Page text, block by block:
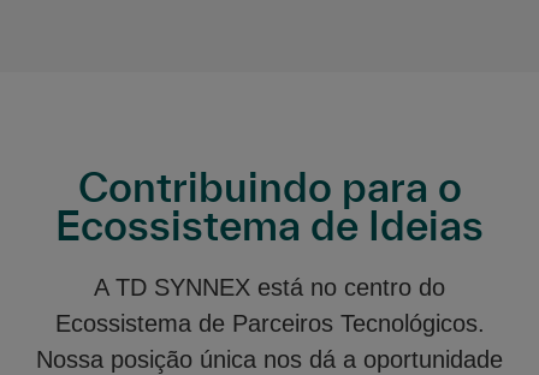
Contribuindo para o
Ecossistema de Ideias
A TD SYNNEX está no centro do
Ecossistema de Parceiros Tecnológicos.
Nossa posição única nos dá a oportunidade